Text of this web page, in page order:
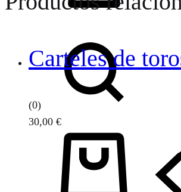
Carteles de
(0)
30,00 €